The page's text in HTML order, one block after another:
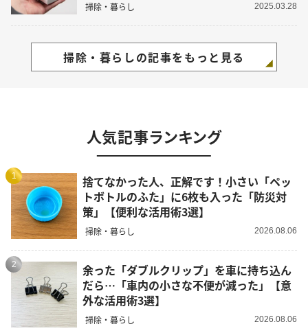
掃除・暮らし 2025.03.28
掃除・暮らしの記事をもっと見る
人気記事ランキング
1
捨てなかった人、正解です！小さい「ペッ
トボトルのふた」に6枚も入った「防災対
策」【便利な活用術3選】
掃除・暮らし 2026.08.06
2
余った「ダブルクリップ」を車に持ち込ん
だら…「車内の小さな不便が減った」【意
外な活用術3選】
掃除・暮らし 2026.08.06